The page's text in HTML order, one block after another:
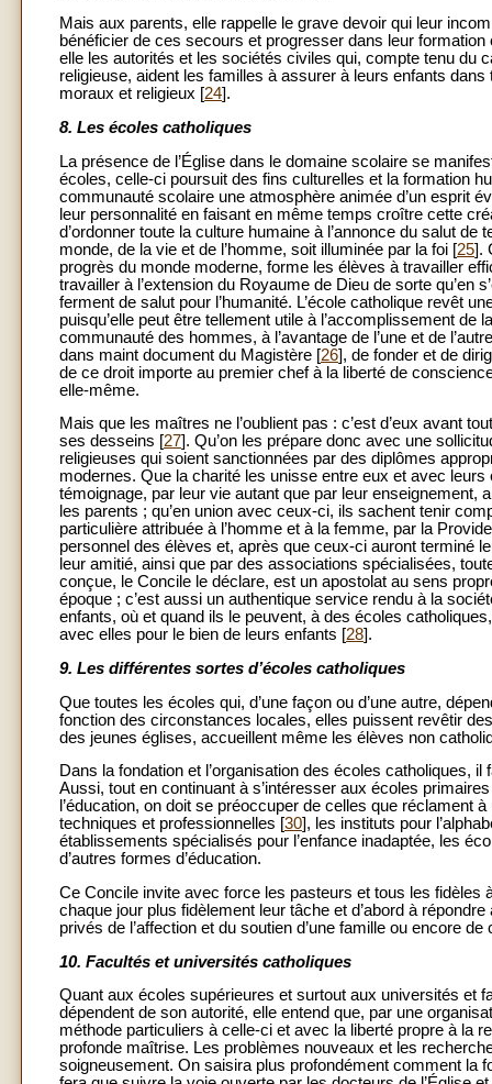
Mais aux parents, elle rappelle le grave devoir qui leur
bénéficier de ces secours et progresser dans leur
elle les autorités et les sociétés civiles qui, compte tenu du
religieuse, aident les familles à assurer à leurs enfants
moraux et religieux [24].
8. Les écoles catholiques
La présence de l’Église dans le domaine scolaire se
écoles, celle-ci poursuit des fins culturelles et la formation
communauté scolaire une atmosphère animée d’un esprit
leur personnalité en faisant en même temps croître cette
d’ordonner toute la culture humaine à l’annonce du salut
monde, de la vie et de l’homme, soit illuminée par la foi [25].
progrès du monde moderne, forme les élèves à travailler
travailler à l’extension du Royaume de Dieu de sorte qu’en
ferment de salut pour l’humanité. L’école catholique revêt
puisqu’elle peut être tellement utile à l’accomplissement
communauté des hommes, à l’avantage de l’une et de
dans maint document du Magistère [26], de fonder et de
de ce droit importe au premier chef à la liberté de
elle-même.
Mais que les maîtres ne l’oublient pas : c’est d’eux avant
ses desseins [27]. Qu’on les prépare donc avec une
religieuses qui soient sanctionnées par des diplômes
modernes. Que la charité les unisse entre eux et avec leurs
témoignage, par leur vie autant que par leur enseignement,
les parents ; qu’en union avec ceux-ci, ils sachent tenir
particulière attribuée à l’homme et à la femme, par la
personnel des élèves et, après que ceux-ci auront terminé
leur amitié, ainsi que par des associations spécialisées,
conçue, le Concile le déclare, est un apostolat au sens
époque ; c’est aussi un authentique service rendu à la
enfants, où et quand ils le peuvent, à des écoles
avec elles pour le bien de leurs enfants [28].
9. Les différentes sortes d’écoles catholiques
Que toutes les écoles qui, d’une façon ou d’une autre,
fonction des circonstances locales, elles puissent revêtir
des jeunes églises, accueillent même les élèves non
Dans la fondation et l’organisation des écoles catholiques,
Aussi, tout en continuant à s’intéresser aux écoles
l’éducation, on doit se préoccuper de celles que réclament
techniques et professionnelles [30], les instituts pour
établissements spécialisés pour l’enfance inadaptée, les
d’autres formes d’éducation.
Ce Concile invite avec force les pasteurs et tous les fidèles
chaque jour plus fidèlement leur tâche et d’abord à
privés de l’affection et du soutien d’une famille ou encore
10. Facultés et universités catholiques
Quant aux écoles supérieures et surtout aux universités et
dépendent de son autorité, elle entend que, par une
méthode particuliers à celle-ci et avec la liberté propre à la
profonde maîtrise. Les problèmes nouveaux et les
soigneusement. On saisira plus profondément comment la